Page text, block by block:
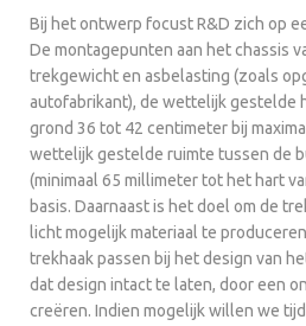
Bij het ontwerp focust R&D zich op
De montagepunten aan het chassis
trekgewicht en asbelasting (zoals
autofabrikant), de wettelijk gestelde
grond 36 tot 42 centimeter bij
wettelijk gestelde ruimte tussen de
(minimaal 65 millimeter tot het hart
basis. Daarnaast is het doel om de
licht mogelijk materiaal te
trekhaak passen bij het design van
dat design intact te laten, door een
creëren. Indien mogelijk willen we